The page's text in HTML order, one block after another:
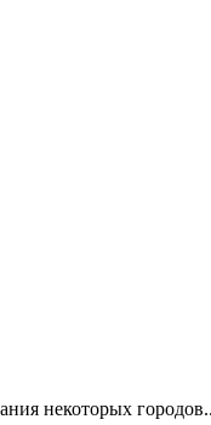
некоторых